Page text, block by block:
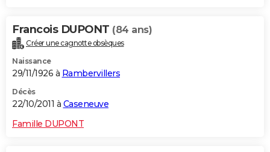
Francois DUPONT (84 ans)
Créer une cagnotte obsèques
Naissance
29/11/1926 à Rambervillers
Décès
22/10/2011 à Caseneuve
Famille DUPONT